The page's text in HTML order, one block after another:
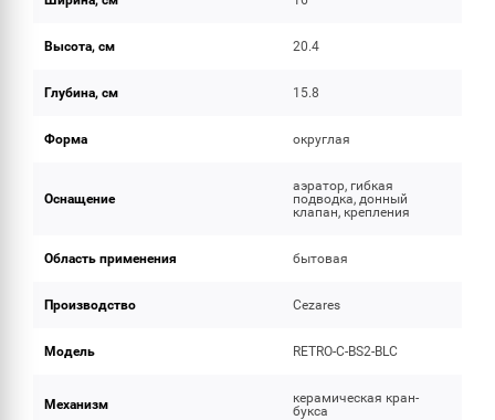
Высота, см 20.4
Глубина, см 15.8
Форма округлая
Оснащение
аэратор, гибкая
подводка, донный
клапан, крепления
Область применения бытовая
Производство Cezares
Модель RETRO-C-BS2-BLC
Механизм
керамическая кран-
букса